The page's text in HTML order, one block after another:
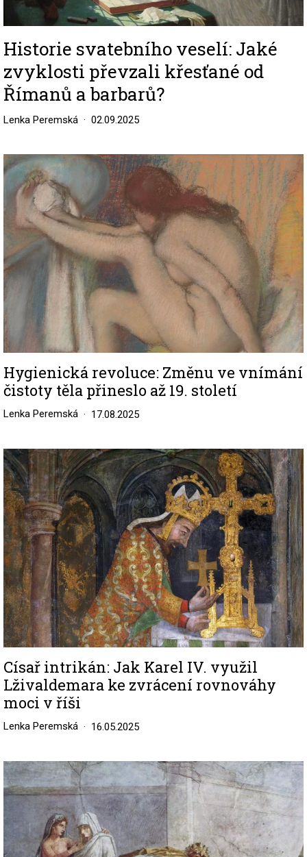
Historie svatebního veselí: Jaké
zvyklosti převzali křesťané od
Římanů a barbarů?
Lenka Peremská 02.09.2025
Image
Hygienická revoluce: Změnu ve vnímání
čistoty těla přineslo až 19. století
Lenka Peremská 17.08.2025
Image
Císař intrikán: Jak Karel IV. využil
Lživaldemara ke zvrácení rovnováhy
moci v říši
Lenka Peremská 16.05.2025
Image